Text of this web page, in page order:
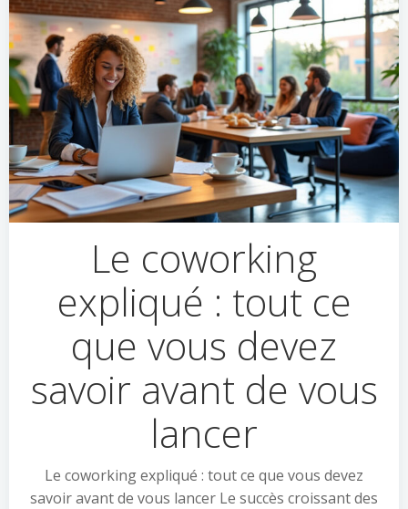
Le coworking
expliqué : tout ce
que vous devez
savoir avant de vous
lancer
Le coworking expliqué : tout ce que vous devez
savoir avant de vous lancer Le succès croissant des